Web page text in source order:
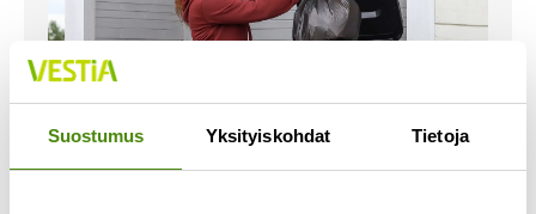
Suostumus Yksityiskohdat Tietoja